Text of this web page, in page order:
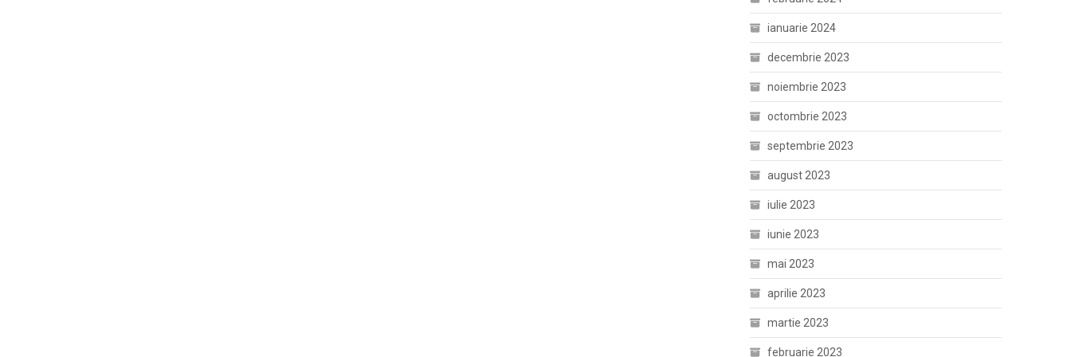
ianuarie 2024
decembrie 2023
noiembrie 2023
octombrie 2023
septembrie 2023
august 2023
iulie 2023
iunie 2023
mai 2023
aprilie 2023
martie 2023
februarie 2023